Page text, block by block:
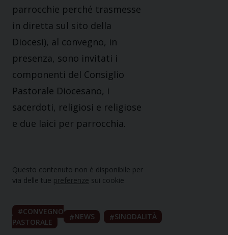
parrocchie perché trasmesse
in diretta sul sito della
Diocesi), al convegno, in
presenza, sono invitati i
componenti del Consiglio
Pastorale Diocesano, i
sacerdoti, religiosi e religiose
e due laici per parrocchia.
Questo contenuto non è disponibile per
via delle tue preferenze sui cookie
CONVEGNO
PASTORALE
NEWS SINODALITÀ